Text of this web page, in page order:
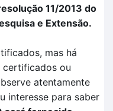
11/2013 do
e Extensão.
mas há
certificados ou
atentamente
interesse para saber